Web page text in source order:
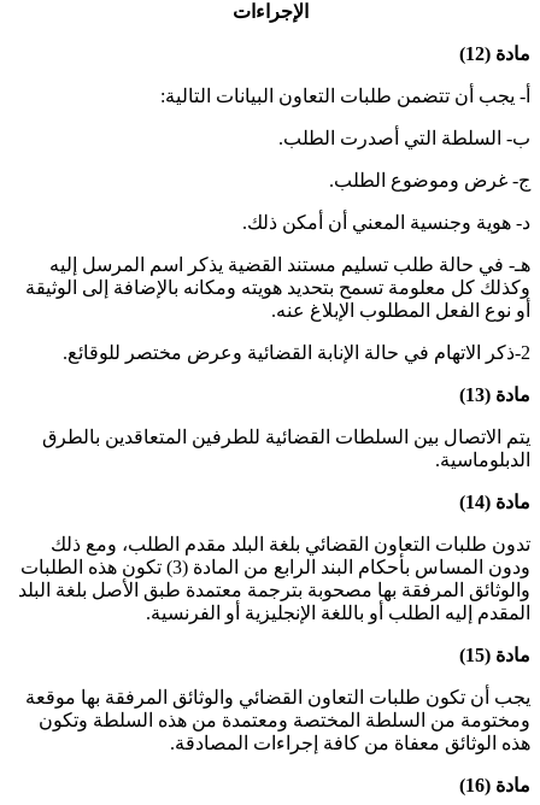
الإجراءات
مادة (12)
أ‌- يجب أن تتضمن طلبات التعاون البيانات التالية:
ب‌- السلطة التي أصدرت الطلب.
ج‌- غرض وموضوع الطلب.
د‌- هوية وجنسية المعني أن أمكن ذلك.
هـ- في حالة طلب تسليم مستند القضية يذكر اسم المرسل إليه
وكذلك كل معلومة تسمح بتحديد هويته ومكانه بالإضافة إلى الوثيقة
أو نوع الفعل المطلوب الإبلاغ عنه.
2-ذكر الاتهام في حالة الإنابة القضائية وعرض مختصر للوقائع .
مادة (13)
يتم الاتصال بين السلطات القضائية للطرفين المتعاقدين بالطرق
الدبلوماسية.
مادة (14)
تدون طلبات التعاون القضائي بلغة البلد مقدم الطلب، ومع ذلك
ودون المساس بأحكام البند الرابع من المادة (3) تكون هذه الطلبات
والوثائق المرفقة بها مصحوبة بترجمة معتمدة طبق الأصل بلغة البلد
المقدم إليه الطلب أو باللغة الإنجليزية أو الفرنسية.
مادة (15)
يجب أن تكون طلبات التعاون القضائي والوثائق المرفقة بها موقعة
ومختومة من السلطة المختصة ومعتمدة من هذه السلطة وتكون
هذه الوثائق معفاة من كافة إجراءات المصادقة.
مادة (16)